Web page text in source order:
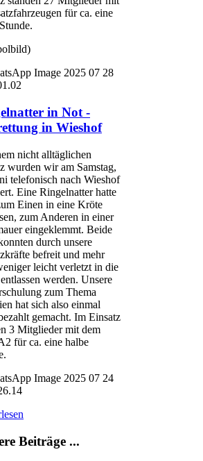
für ca. eine
in Not -
in Wieshof
nicht alltäglichen
wurden wir am Samstag,
telefonisch nach Wieshof
Eine Ringelnatter hatte
Einen in eine Kröte
zum Anderen in einer
eingeklemmt. Beide
durch unsere
befreit und mehr
leicht verletzt in die
werden. Unsere
zum Thema
hat sich also einmal
gemacht. Im Einsatz
3 Mitglieder mit dem
für ca. eine halbe
Beiträge ...